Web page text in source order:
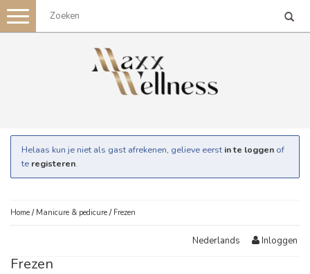
Toggle
navigation
Helaas kun je niet als gast afrekenen, gelieve eerst in te loggen of
te registeren.
Home / Manicure & pedicure / Frezen
Nederlands Inloggen
Frezen